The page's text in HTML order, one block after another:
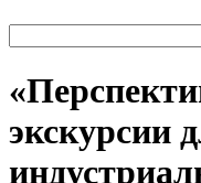
экскурсии